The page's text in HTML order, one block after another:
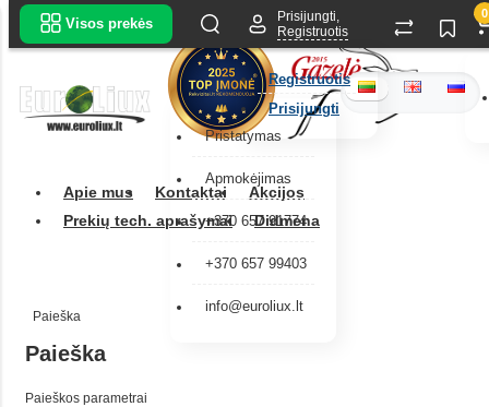
Pristatymas
Apmokėjimas
+370 657 91774
+370 657 99403
info@euroliux.lt
Apie mus Kontaktai
Akcijos
Prekių tech. aprašymai
Didmena
Visos prekės
Prisijungti,
Registruotis
Registruotis
Prisijungti
0
Paieška
Paieška
Paieškos parametrai